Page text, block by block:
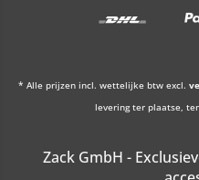
* Alle prijzen incl. wettelijke btw excl.
levering ter plaatse,
Zack GmbH -